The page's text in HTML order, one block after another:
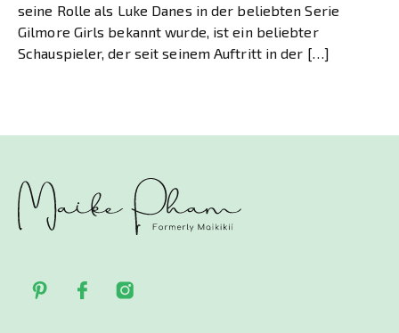
seine Rolle als Luke Danes in der beliebten Serie
Gilmore Girls bekannt wurde, ist ein beliebter
Schauspieler, der seit seinem Auftritt in der […]